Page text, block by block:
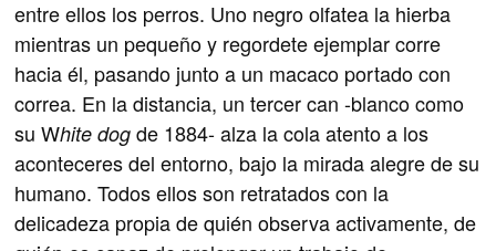
entre ellos los perros. Uno negro olfatea la hierba
mientras un pequeño y regordete ejemplar corre
hacia él, pasando junto a un macaco portado con
correa. En la distancia, un tercer can -blanco como
su White dog de 1884- alza la cola atento a los
aconteceres del entorno, bajo la mirada alegre de su
humano. Todos ellos son retratados con la
delicadeza propia de quién observa activamente, de